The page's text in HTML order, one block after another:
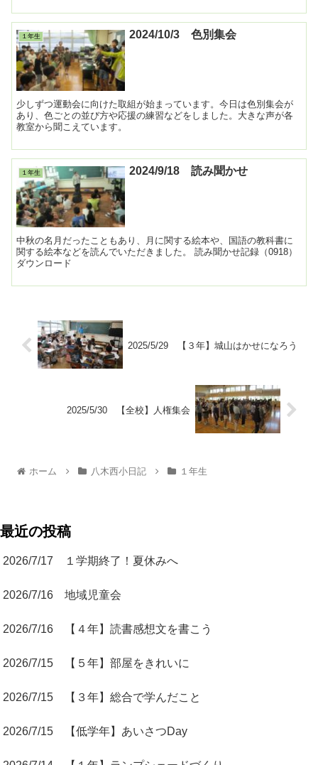
１年生 2024/10/3 色別集会
少しずつ運動会に向けた取組が始まっています。今日は色別集会が
あり、色ごとの並び方や応援の練習などをしました。大きな声が各
教室から聞こえています。
１年生 2024/9/18 読み聞かせ
中秋の名月だったこともあり、月に関する絵本や、国語の教科書に
関する絵本などを読んでいただきました。 読み聞かせ記録（0918）
ダウンロード
2025/5/29 【３年】城山はかせになろう
2025/5/30 【全校】人権集会
ホーム 八木西小日記 １年生
最近の投稿
2026/7/17 １学期終了！夏休みへ
2026/7/16 地域児童会
2026/7/16 【４年】読書感想文を書こう
2026/7/15 【５年】部屋をきれいに
2026/7/15 【３年】総合で学んだこと
2026/7/15 【低学年】あいさつDay